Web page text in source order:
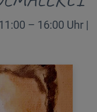
– 16:00 Uhr |